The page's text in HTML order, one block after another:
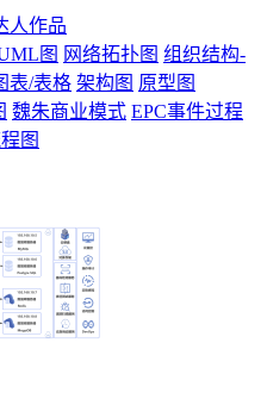
人作品
图 网络拓扑图 组织结构-
表/表格 架构图 原型图
魏朱商业模式 EPC事件过程
图